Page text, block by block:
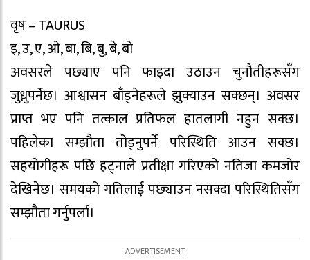
वृष – TAURUS
इ, उ, ए, ओ, बा, बि, बु, बे, बो
अवसरले पछ्याए पनि फाइदा उठाउन चुनौतीहरूसँग
जुध्नुपर्नेछ। आश्वासन बाँड्नेहरूले झुक्याउन सक्छन्। अवसर
प्राप्त भए पनि तत्काल प्रतिफल हातलागी नहुन सक्छ।
पहिलेका सम्झौता तोड्नुपर्ने परिस्थिति आउन सक्छ।
सहयोगीहरू पछि हट्नाले प्रतीक्षा गरिएको नतिजा कमजोर
देखिनेछ। समयको गतिलाई पछ्याउन नसक्दा परिस्थितिसँग
सम्झौता गर्नुपर्ला।